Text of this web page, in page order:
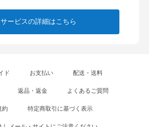
サービスの詳細はこちら
ド お支払い 配送・送料
返品・返金 よくあるご質問
約 特定商取引に基づく表示